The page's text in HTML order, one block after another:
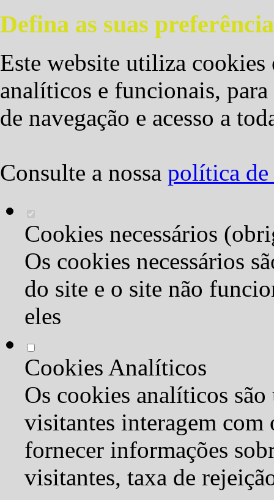
Defina as suas
Este website utiliza cookies
analíticos e funcionais,
de navegação e acesso a
Consulte a nossa política de
Cookies necessários
Os cookies necessários
do site e o site não
eles
Cookies Analíticos
Os cookies analíticos são
visitantes interagem com
fornecer informações
visitantes, taxa de